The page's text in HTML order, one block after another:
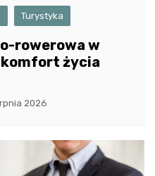
Turystyka
rowerowa w
życia
2026